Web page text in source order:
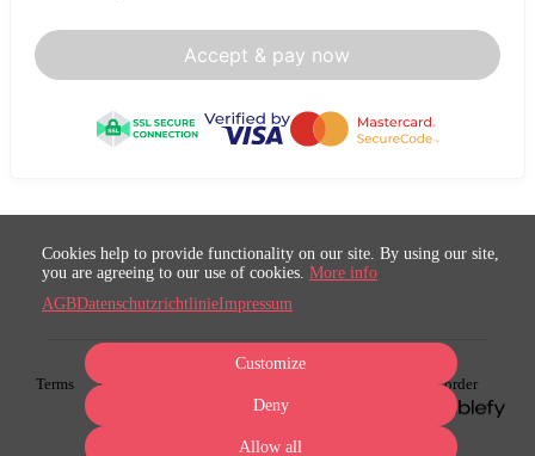
Accept & pay now
Terms Privacy Cancel order
Cookies help to provide functionality on our site. By using our site,
you are agreeing to our use of cookies. More info
AGBDatenschutzrichtlinieImpressum
Customize
Deny
Allow all